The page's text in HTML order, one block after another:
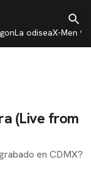
La odiseaX-Men 97
(Live from
en CDMX?